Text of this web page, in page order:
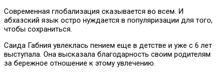
Современная глобализация сказывается во всем. И
абхазский язык остро нуждается в популяризации для того,
чтобы сохраниться.
Саида Габния увлеклась пением еще в детстве и уже с 6 лет
выступала. Она высказала благодарность своим родителям
за бережное отношение к этому увлечению.